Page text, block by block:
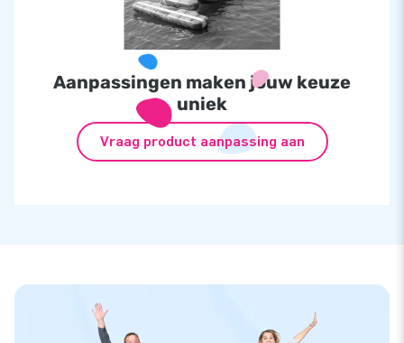
Aanpassingen maken jouw keuze
uniek
Vraag product aanpassing aan